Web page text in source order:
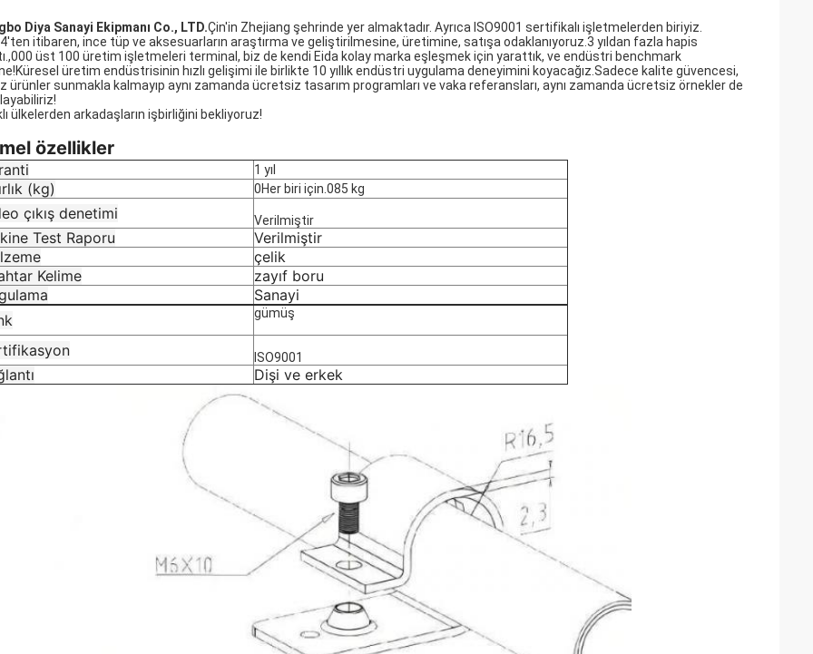
Diya Sanayi Ekipmanı Co., LTD.Çin'in Zhejiang şehrinde yer almaktadır. Ayrıca ISO9001 sertifikalı işletmelerden biriyiz.
itibaren, ince tüp ve aksesuarların araştırma ve geliştirilmesine, üretimine, satışa odaklanıyoruz.3 yıldan fazla hapis
üst 100 üretim işletmeleri terminal, biz de kendi Eida kolay marka eşleşmek için yarattık, ve endüstri benchmark
üretim endüstrisinin hızlı gelişimi ile birlikte 10 yıllık endüstri uygulama deneyimini koyacağız.Sadece kalite güvencesi,
ürünler sunmakla kalmayıp aynı zamanda ücretsiz tasarım programları ve vaka referansları, aynı zamanda ücretsiz örnekler de
ülkelerden arkadaşların işbirliğini bekliyoruz!
özellikler
1 yıl
(kg) 0Her biri için.085 kg
çıkış denetimi Verilmiştir
Test Raporu
Verilmiştir
çelik
Kelime
zayıf boru
Sanayi
gümüş
ISO9001
Dişi ve erkek